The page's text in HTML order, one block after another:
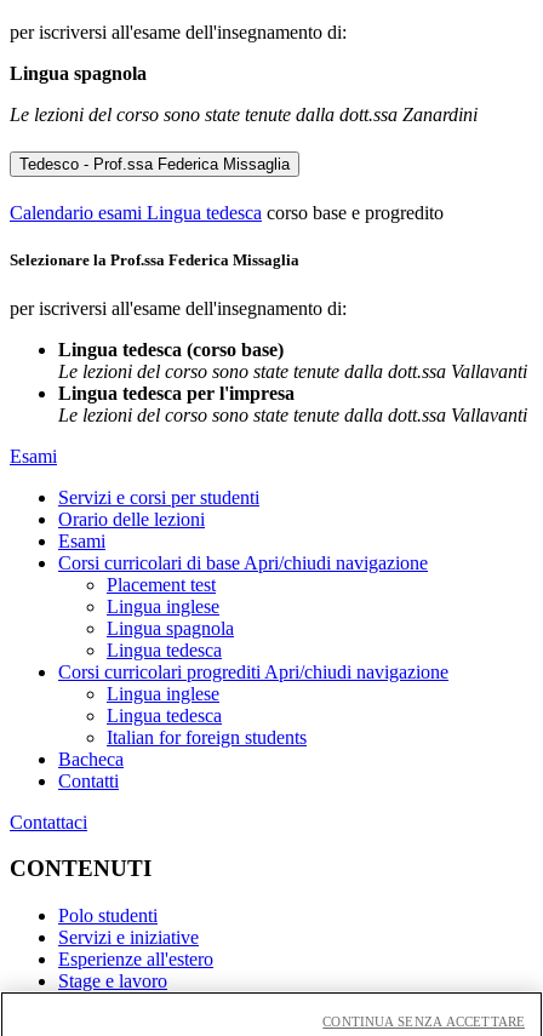
per iscriversi all'esame dell'insegnamento di:
Lingua spagnola
Le lezioni del corso sono state tenute dalla dott.ssa Zanardini
Tedesco - Prof.ssa Federica Missaglia
Calendario esami Lingua tedesca corso base e progredito
Selezionare la Prof.ssa Federica Missaglia
per iscriversi all'esame dell'insegnamento di:
Lingua tedesca (corso base)
Le lezioni del corso sono state tenute dalla dott.ssa Vallavanti
Lingua tedesca per l'impresa
Le lezioni del corso sono state tenute dalla dott.ssa Vallavanti
Esami
Servizi e corsi per studenti
Orario delle lezioni
Esami
Corsi curricolari di base Apri/chiudi navigazione
Placement test
Lingua inglese
Lingua spagnola
Lingua tedesca
Corsi curricolari progrediti Apri/chiudi navigazione
Lingua inglese
Lingua tedesca
Italian for foreign students
Bacheca
Contatti
Contattaci
CONTENUTI
Polo studenti
Servizi e iniziative
Esperienze all'estero
Stage e lavoro
CONTINUA SENZA ACCETTARE